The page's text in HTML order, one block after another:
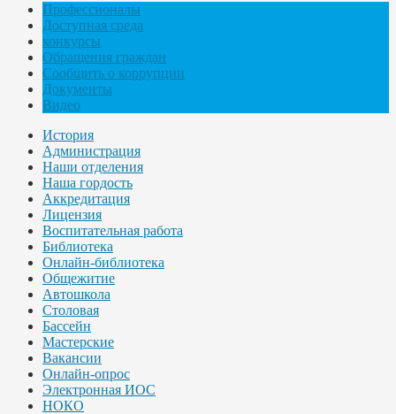
Профессионалы
Доступная среда
конкурсы
Обращения граждан
Сообщить о коррупции
Документы
Видео
История
Администрация
Наши отделения
Наша гордость
Аккредитация
Лицензия
Воспитательная работа
Библиотека
Онлайн-библиотека
Общежитие
Автошкола
Столовая
Бассейн
Мастерские
Вакансии
Онлайн-опрос
Электронная ИОС
НОКО